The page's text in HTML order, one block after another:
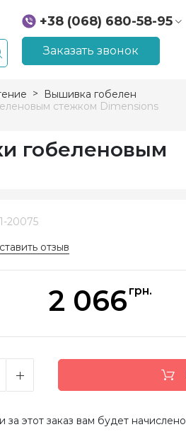
+38 (068) 680-58-95
+38 (066) 207-14-90
Заказать звонок
Вышивка гобелен
стежком Dimensions
гобеленовым
20075
отзыв
2 066 грн.
за этот заказ вам будет начислено